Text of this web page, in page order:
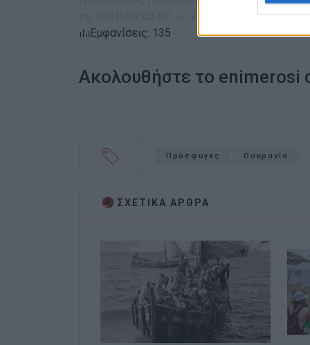
της ΕΝΗΜΕΡΩΣΗΣ, να κάνετε γραπτή ή προφορική
Εμφανίσεις: 135
Ακολουθήστε το enimerosi
Πρόσφυγες Ουκρανία
ΣΧΕΤΙΚA AΡΘΡΑ